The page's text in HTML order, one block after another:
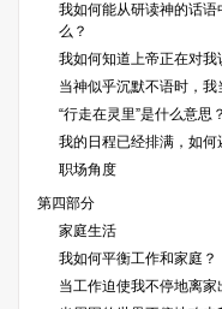
我如何能从研读神的话
么？
我如何知道上帝正在对我
当神似乎沉默不语时，我
“行走在灵里”是什么意思？
我的日程已经排满，如何
职场角度
第四部分
家庭生活
我如何平衡工作和家庭？
当工作迫使我不停地离